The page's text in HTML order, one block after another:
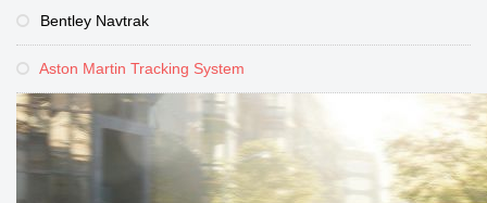
Bentley Navtrak
Aston Martin Tracking System